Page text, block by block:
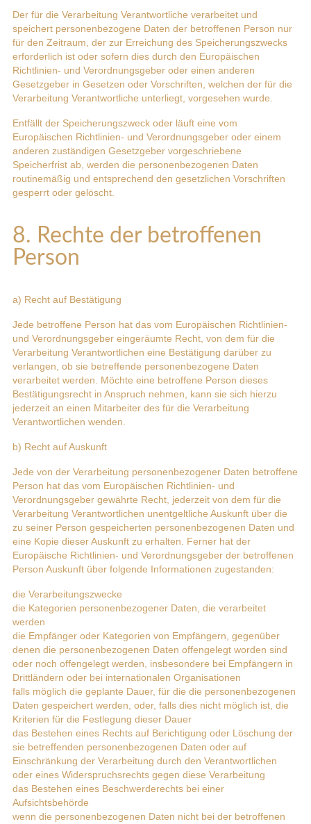
Der für die Verarbeitung Verantwortliche verarbeitet und
speichert personenbezogene Daten der betroffenen Person nur
für den Zeitraum, der zur Erreichung des Speicherungszwecks
erforderlich ist oder sofern dies durch den Europäischen
Richtlinien- und Verordnungsgeber oder einen anderen
Gesetzgeber in Gesetzen oder Vorschriften, welchen der für die
Verarbeitung Verantwortliche unterliegt, vorgesehen wurde.
Entfällt der Speicherungszweck oder läuft eine vom
Europäischen Richtlinien- und Verordnungsgeber oder einem
anderen zuständigen Gesetzgeber vorgeschriebene
Speicherfrist ab, werden die personenbezogenen Daten
routinemäßig und entsprechend den gesetzlichen Vorschriften
gesperrt oder gelöscht.
8. Rechte der betroffenen
Person
a) Recht auf Bestätigung
Jede betroffene Person hat das vom Europäischen Richtlinien-
und Verordnungsgeber eingeräumte Recht, von dem für die
Verarbeitung Verantwortlichen eine Bestätigung darüber zu
verlangen, ob sie betreffende personenbezogene Daten
verarbeitet werden. Möchte eine betroffene Person dieses
Bestätigungsrecht in Anspruch nehmen, kann sie sich hierzu
jederzeit an einen Mitarbeiter des für die Verarbeitung
Verantwortlichen wenden.
b) Recht auf Auskunft
Jede von der Verarbeitung personenbezogener Daten betroffene
Person hat das vom Europäischen Richtlinien- und
Verordnungsgeber gewährte Recht, jederzeit von dem für die
Verarbeitung Verantwortlichen unentgeltliche Auskunft über die
zu seiner Person gespeicherten personenbezogenen Daten und
eine Kopie dieser Auskunft zu erhalten. Ferner hat der
Europäische Richtlinien- und Verordnungsgeber der betroffenen
Person Auskunft über folgende Informationen zugestanden:
die Verarbeitungszwecke
die Kategorien personenbezogener Daten, die verarbeitet
werden
die Empfänger oder Kategorien von Empfängern, gegenüber
denen die personenbezogenen Daten offengelegt worden sind
oder noch offengelegt werden, insbesondere bei Empfängern in
Drittländern oder bei internationalen Organisationen
falls möglich die geplante Dauer, für die die personenbezogenen
Daten gespeichert werden, oder, falls dies nicht möglich ist, die
Kriterien für die Festlegung dieser Dauer
das Bestehen eines Rechts auf Berichtigung oder Löschung der
sie betreffenden personenbezogenen Daten oder auf
Einschränkung der Verarbeitung durch den Verantwortlichen
oder eines Widerspruchsrechts gegen diese Verarbeitung
das Bestehen eines Beschwerderechts bei einer
Aufsichtsbehörde
wenn die personenbezogenen Daten nicht bei der betroffenen